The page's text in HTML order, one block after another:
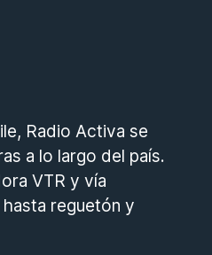
Radio Activa se
a lo largo del país.
VTR y vía
reguetón y